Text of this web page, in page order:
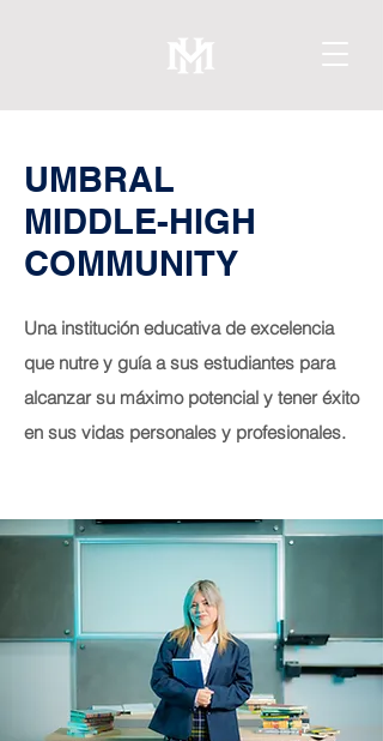
UMBRAL
MIDDLE-HIGH
COMMUNITY
Una institución educativa de excelencia
que nutre y guía a sus estudiantes para
alcanzar su máximo potencial y tener éxito
en sus vidas personales y profesionales.